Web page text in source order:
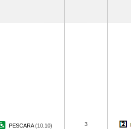
PESCARA(10.10) 3